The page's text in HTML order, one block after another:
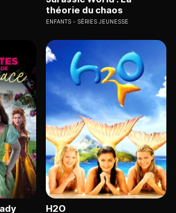
théorie du chaos
ENFANTS SÉRIES JEUNESSE
H2O